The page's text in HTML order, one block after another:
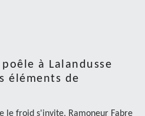
à Lalandusse
éléments de
le froid s'invite, Ramoneur Fabre